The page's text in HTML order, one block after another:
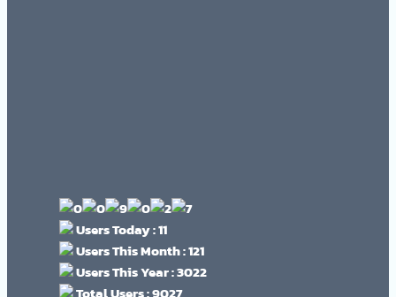
Users Today : 11
Users This Month : 121
Users This Year : 3022